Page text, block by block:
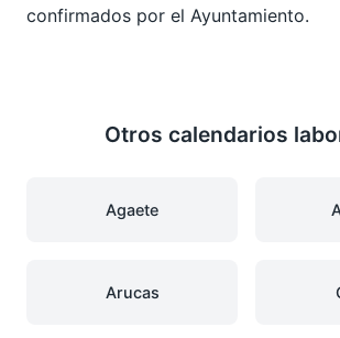
confirmados por el Ayuntamiento.
Otros calendarios
Agaete
Arucas